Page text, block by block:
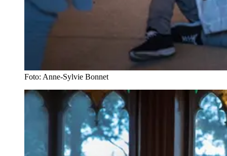
Foto: Anne-Sylvie Bonnet